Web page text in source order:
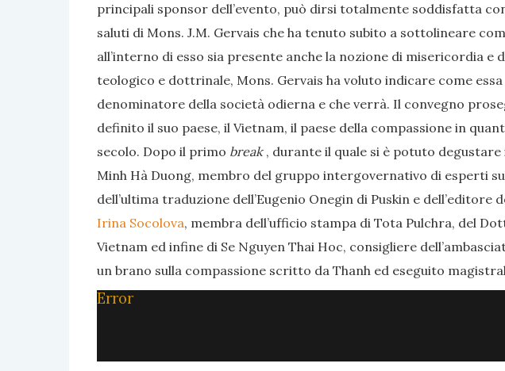
principali sponsor dell’evento, può dirsi totalmente soddisfatta
saluti di Mons. J.M. Gervais che ha tenuto subito a sottolineare
all’interno di esso sia presente anche la nozione di misericordia
teologico e dottrinale, Mons. Gervais ha voluto indicare come
denominatore della società odierna e che verrà. Il convegno
definito il suo paese, il Vietnam, il paese della compassione in
secolo. Dopo il primo break, durante il quale si è potuto
Minh Hà Duong, membro del gruppo intergovernativo di esperti
dell’ultima traduzione dell’Eugenio Onegin di Puskin e
Irina Socolova, membra dell’ufficio stampa di Tota Pulchra, del
Vietnam ed infine di Se Nguyen Thai Hoc, consigliere
un brano sulla compassione scritto da Thanh ed eseguito
Error